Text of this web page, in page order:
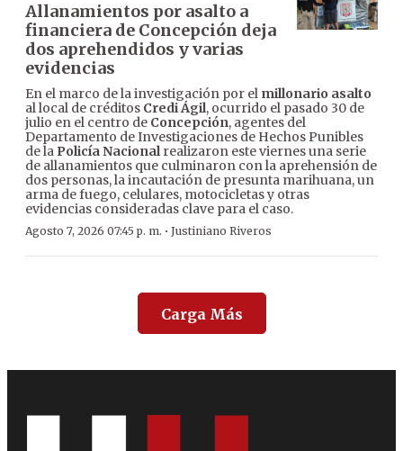
Allanamientos por asalto a
financiera de Concepción deja
dos aprehendidos y varias
evidencias
En el marco de la investigación por el millonario asalto
al local de créditos Credi Ágil, ocurrido el pasado 30 de
julio en el centro de Concepción, agentes del
Departamento de Investigaciones de Hechos Punibles
de la Policía Nacionalrealizaron este viernes una serie
de allanamientos que culminaron con la aprehensión de
dos personas, la incautación de presunta marihuana, un
arma de fuego, celulares, motocicletas y otras
evidencias consideradas clave para el caso.
Agosto 7, 2026 07:45 p. m. · Justiniano Riveros
Carga Más